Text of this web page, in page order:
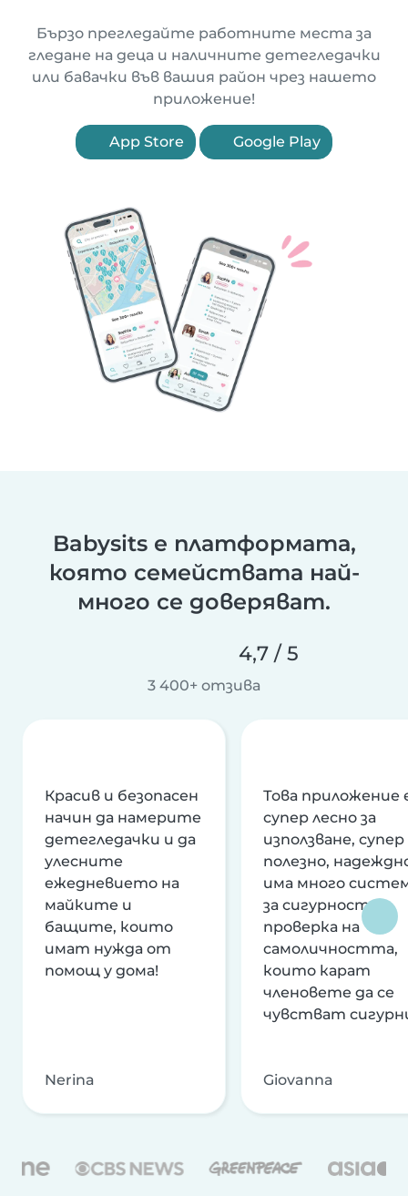
Бързо прегледайте работните места за
гледане на деца и наличните детегледачки
или бавачки във вашия район чрез нашето
приложение!
App Store Google Play
Babysits е платформата,
която семействата най-
много се доверяват.
4,7 / 5
3 400+ отзива
Красив и безопасен
начин да намерите
детегледачки и да
улесните
ежедневието на
майките и
бащите, които
имат нужда от
помощ у дома!
Nerina
Това приложение
супер лесно за
използване, супер
полезно,
има много
за сигурност и
проверка на
самоличността,
които карат
членовете да се
чувстват
Giovanna